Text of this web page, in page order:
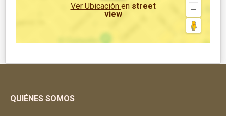
Ver Ubicación en street
view
QUIÉNES SOMOS